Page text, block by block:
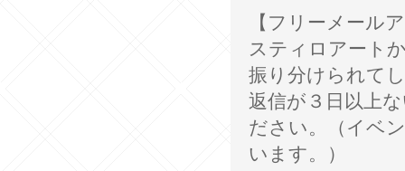
【フリーメール
スティロアート
振り分けられて
返信が３日以上
ださい。（イベ
います。）